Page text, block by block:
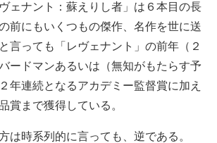
ェナント：蘇えりし者」は６本目の長
前にもいくつもの傑作、名作を世に送
言っても「レヴェナント」の前年（２
ードマンあるいは（無知がもたらす予
年連続となるアカデミー監督賞に加え
賞まで獲得している。
は時系列的に言っても、逆である。